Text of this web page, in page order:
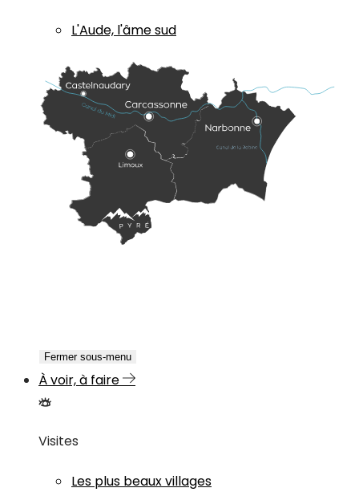
L'Aude, l'âme sud
Fermer sous-menu
À voir, à faire
Visites
Les plus beaux villages